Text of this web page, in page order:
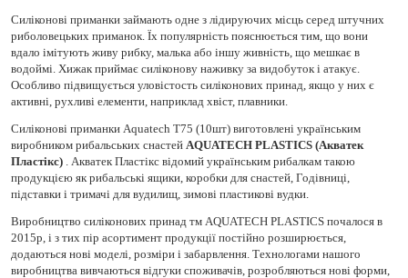
Силіконові приманки займають одне з лідируючих місць серед штучних
риболовецьких приманок. Їх популярність пояснюється тим, що вони
вдало імітують живу рибку, малька або іншу живність, що мешкає в
водоймі. Хижак приймає силіконову наживку за видобуток і атакує.
Особливо підвищується уловістость силіконових принад, якщо у них є
активні, рухливі елементи, наприклад хвіст, плавники.
Силіконові приманки Aquatech Т75 (10шт) виготовлені українським
виробником рибальських снастей AQUATECH PLASTICS (Акватек
Пластікс)
. Акватек Пластікс відомий українським рибалкам такою
продукцією як рибальські ящики, коробки для снастей, Годівниці,
підставки і тримачі для вудилищ, зимові пластикові вудки.
Виробництво силіконових принад тм AQUATECH PLASTICS почалося в
2015р, і з тих пір асортимент продукції постійно розширюється,
додаються нові моделі, розміри і забарвлення. Технологами нашого
виробництва вивчаються відгуки споживачів, розробляються нові форми,